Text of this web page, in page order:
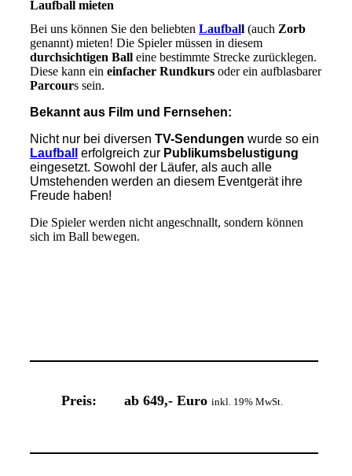
Laufball mieten
Bei uns können Sie den beliebten Laufball(auch Zorb
genannt) mieten! Die Spieler müssen in diesem
durchsichtigen Balleine bestimmte Strecke zurücklegen.
Diese kann ein einfacher Rundkursoder ein aufblasbarer
Parcours sein.
Bekannt aus Film und Fernsehen:
Nicht nur bei diversen TV-Sendungen wurde so ein
Laufball
erfolgreich zur Publikumsbelustigung
eingesetzt. Sowohl der Läufer, als auch alle
Umstehenden werden an diesem Eventgerät ihre
Freude haben!
Die Spieler werden nicht angeschnallt, sondern können
sich im Ball bewegen.
Preis: ab 649,- Euro inkl. 19% MwSt.